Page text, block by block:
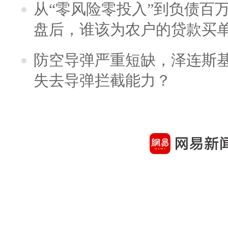
从“零风险零投入”到负债百
盘后，谁该为农户的贷款买
防空导弹严重短缺，泽连斯
失去导弹拦截能力？